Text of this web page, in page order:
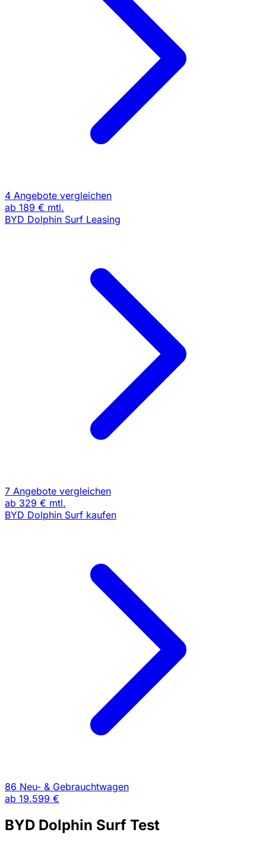
4 Angebote vergleichen
ab 189 € mtl.
BYD Dolphin Surf Leasing
7 Angebote vergleichen
ab 329 € mtl.
BYD Dolphin Surf kaufen
86 Neu- & Gebrauchtwagen
ab 19.599 €
BYD Dolphin Surf Test